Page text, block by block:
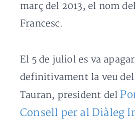
març del 2013, el nom
Francesc.
El 5 de juliol es va apagar
definitivament la veu
Tauran, president del
Consell per al Diàleg